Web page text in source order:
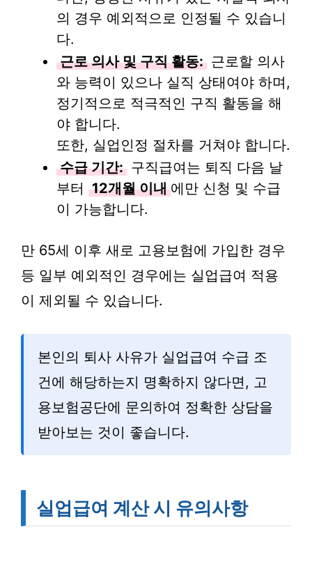
의 경우 예외적으로 인정될 수 있습니
다.
근로 의사 및 구직 활동: 근로할 의사
와 능력이 있으나 실직 상태여야 하며,
정기적으로 적극적인 구직 활동을 해
야 합니다.
또한, 실업인정 절차를 거쳐야 합니다.
수급 기간: 구직급여는 퇴직 다음 날
부터 12개월 이내 에만 신청 및 수급
이 가능합니다.
만 65세 이후 새로 고용보험에 가입한 경우
등 일부 예외적인 경우에는 실업급여 적용
이 제외될 수 있습니다.
본인의 퇴사 사유가 실업급여 수급 조
건에 해당하는지 명확하지 않다면, 고
용보험공단에 문의하여 정확한 상담을
받아보는 것이 좋습니다.
실업급여 계산 시 유의사항